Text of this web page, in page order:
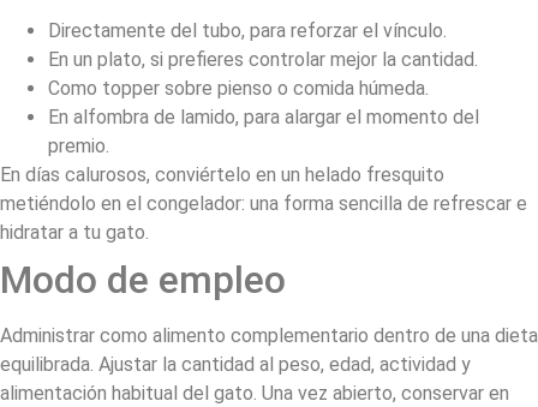
Directamente del tubo, para reforzar el vínculo.
En un plato, si prefieres controlar mejor la cantidad.
Como topper sobre pienso o comida húmeda.
En alfombra de lamido, para alargar el momento del
premio.
En días calurosos, conviértelo en un helado fresquito
metiéndolo en el congelador: una forma sencilla de refrescar e
hidratar a tu gato.
Modo de empleo
Administrar como alimento complementario dentro de una dieta
equilibrada. Ajustar la cantidad al peso, edad, actividad y
alimentación habitual del gato. Una vez abierto, conservar en